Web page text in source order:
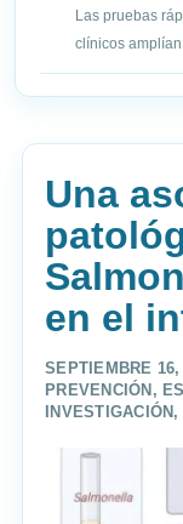
Las pruebas
clínicos
Una
en el
SEPTIEMBRE 16,
PREVENCIÓN ,
INVESTIGACIÓN ,